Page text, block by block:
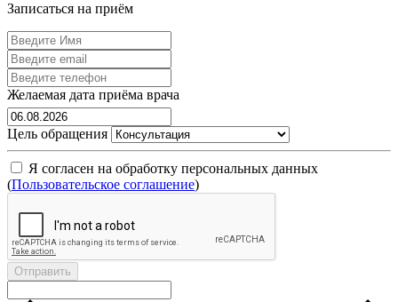
Записаться на приём
Желаемая дата приёма врача
Цель обращения
Я согласен на обработку персональных данных
(Пользовательское соглашение)
Отправить